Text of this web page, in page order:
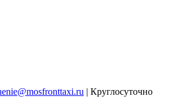
| Круглосуточно